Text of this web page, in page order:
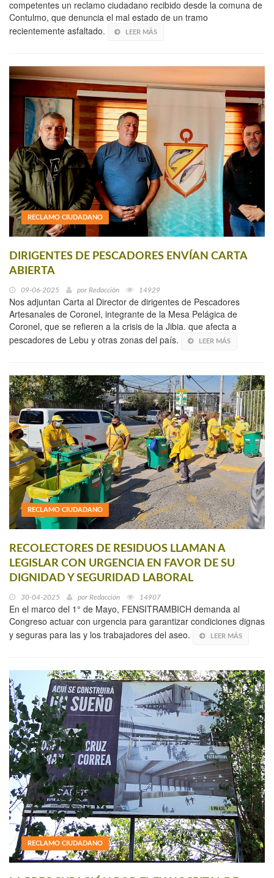
competentes un reclamo ciudadano recibido desde la comuna de
Contulmo, que denuncia el mal estado de un tramo
recientemente asfaltado.
LEER MÁS
RECLAMO CIUDADANO
DIRIGENTES DE PESCADORES ENVÍAN CARTA
ABIERTA
09-06-2025 por Redacción 14929
Nos adjuntan Carta al Director de dirigentes de Pescadores
Artesanales de Coronel, integrante de la Mesa Pelágica de
Coronel, que se refieren a la crisis de la Jibia. que afecta a
pescadores de Lebu y otras zonas del país.
LEER MÁS
RECLAMO CIUDADANO
RECOLECTORES DE RESIDUOS LLAMAN A
LEGISLAR CON URGENCIA EN FAVOR DE SU
DIGNIDAD Y SEGURIDAD LABORAL
30-04-2025 por Redacción 14907
En el marco del 1° de Mayo, FENSITRAMBICH demanda al
Congreso actuar con urgencia para garantizar condiciones dignas
y seguras para las y los trabajadores del aseo.
LEER MÁS
RECLAMO CIUDADANO